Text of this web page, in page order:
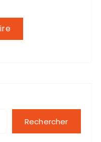
Rechercher